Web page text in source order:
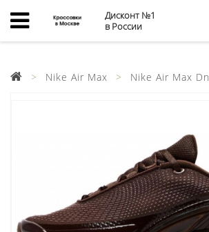
Дисконт №1
в России
Nike Air Max Nike Air Max Dn